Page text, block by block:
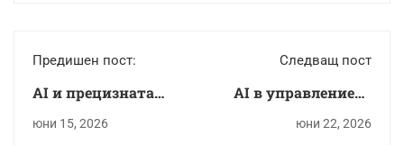
Предишен пост:
AI и прецизната
медицина:
юни 15, 2026
Следващ пост
AI в управлението
на човешките
юни 22, 2026